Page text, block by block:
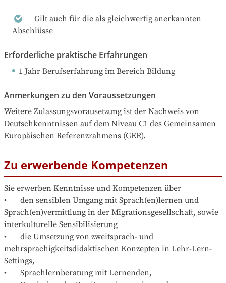
Gilt auch für die als gleichwertig anerkannten
Abschlüsse
Erforderliche praktische Erfahrungen
1 Jahr Berufserfahrung im Bereich Bildung
Anmerkungen zu den Voraussetzungen
Weitere Zulassungsvorausetzung ist der Nachweis von
Deutschkenntnissen auf dem Niveau C1 des Gemeinsamen
Europäischen Referenzrahmens (GER).
Zu erwerbende Kompetenzen
Sie erwerben Kenntnisse und Kompetenzen über
•	den sensiblen Umgang mit Sprach(en)lernen und
Sprach(en)vermittlung in der Migrationsgesellschaft, sowie
interkulturelle Sensibilisierung
•	die Umsetzung von zweitsprach- und
mehrsprachigkeitsdidaktischen Konzepten in Lehr-Lern-
Settings,
•	Sprachlernberatung mit Lernenden,